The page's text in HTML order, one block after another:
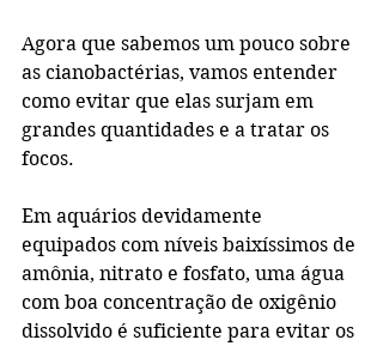
Agora que sabemos um pouco sobre
as cianobactérias, vamos entender
como evitar que elas surjam em
grandes quantidades e a tratar os
focos.
Em aquários devidamente
equipados com níveis baixíssimos de
amônia, nitrato e fosfato, uma água
com boa concentração de oxigênio
dissolvido é suficiente para evitar os